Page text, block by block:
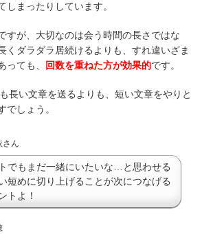
しまったりしています。
すが、大切なのは会う時間の長さではな
くダラダラ居続けるよりも、すれ違いざま
っても、
回数を重ねた方が効果的です。
長い文章を送るよりも、短い文章をやりと
でしょう。
さん
でもまだ一緒にいたいな…と思わせる
短めに切り上げることが次につなげる
トよ！